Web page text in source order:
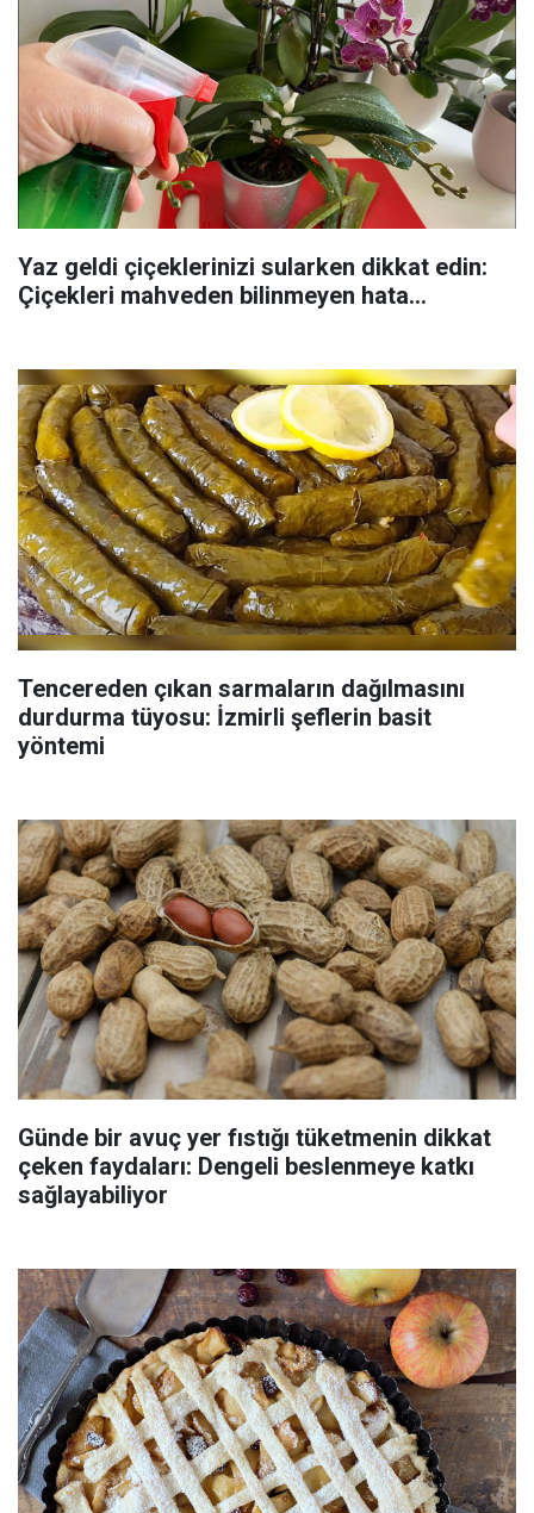
Yaz geldi çiçeklerinizi sularken dikkat edin:
Çiçekleri mahveden bilinmeyen hata...
Tencereden çıkan sarmaların dağılmasını
durdurma tüyosu: İzmirli şeflerin basit
yöntemi
Günde bir avuç yer fıstığı tüketmenin dikkat
çeken faydaları: Dengeli beslenmeye katkı
sağlayabiliyor